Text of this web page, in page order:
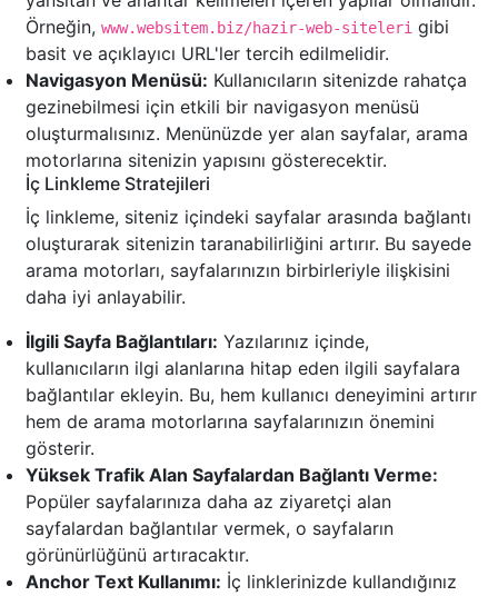
Örneğin, www.websitem.biz/hazir-web-siteleri gibi
basit ve açıklayıcı URL'ler tercih edilmelidir.
Navigasyon Menüsü: Kullanıcıların sitenizde rahatça
gezinebilmesi için etkili bir navigasyon menüsü
oluşturmalısınız. Menünüzde yer alan sayfalar, arama
motorlarına sitenizin yapısını gösterecektir.
İç Linkleme Stratejileri
İç linkleme, siteniz içindeki sayfalar arasında bağlantı
oluşturarak sitenizin taranabilirliğini artırır. Bu sayede
arama motorları, sayfalarınızın birbirleriyle ilişkisini
daha iyi anlayabilir.
İlgili Sayfa Bağlantıları: Yazılarınız içinde,
kullanıcıların ilgi alanlarına hitap eden ilgili sayfalara
bağlantılar ekleyin. Bu, hem kullanıcı deneyimini artırır
hem de arama motorlarına sayfalarınızın önemini
gösterir.
Yüksek Trafik Alan Sayfalardan Bağlantı Verme:
Popüler sayfalarınıza daha az ziyaretçi alan
sayfalardan bağlantılar vermek, o sayfaların
görünürlüğünü artıracaktır.
Anchor Text Kullanımı: İç linklerinizde kullandığınız